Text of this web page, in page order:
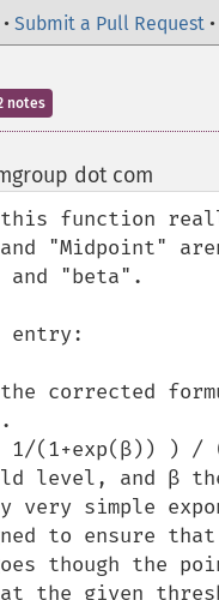
• Submit a Pull Request •
notes
dot com
this function
"Midpoint"
"beta".
entry:
corrected
(1+exp(β)) ) /
level, and β
very simple
to ensure
though the
the given